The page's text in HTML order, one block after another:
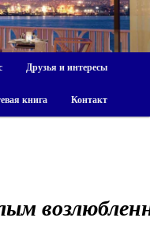
Друзья и интересы
книга Контакт